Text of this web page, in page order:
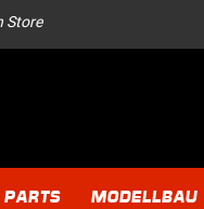
Store
PARTS MODELLBAU